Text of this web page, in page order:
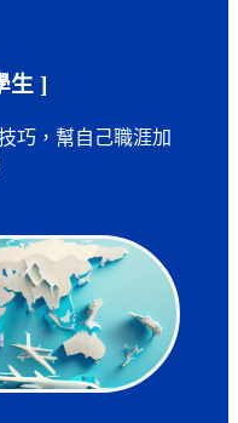
生 ]
巧，幫自己職涯加